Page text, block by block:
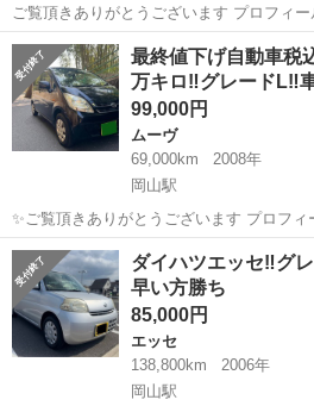
ご覧頂きありがとうございます プロフィール
カー： ダイハツ 車名： タント グ
岡山 倉敷市 岡山駅 タント
最終値下げ自動車税
万キロ‼️グレードL‼️
99,000円
ムーヴ
69,000km
2008年
岡山駅
✨ご覧頂きありがとうございます プロフィールを読んでください メー
カー：ダイハツ 車名： ム-ブ グレード：L 排
岡山 倉敷市 岡山駅
ダイハツエッセ‼️グ
早い方勝ち
85,000円
エッセ
138,800km
2006年
岡山駅